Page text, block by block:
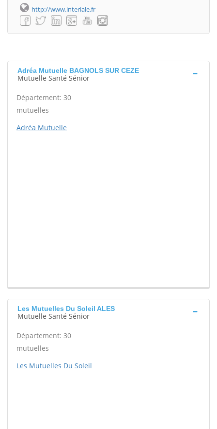
http://www.interiale.fr
Adréa Mutuelle BAGNOLS SUR CEZE
Mutuelle Santé Sénior
Département: 30
mutuelles
Adréa Mutuelle
Les Mutuelles Du Soleil ALES
Mutuelle Santé Sénior
Département: 30
mutuelles
Les Mutuelles Du Soleil